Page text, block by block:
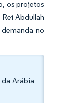
os projetos
Abdullah
no
Arábia